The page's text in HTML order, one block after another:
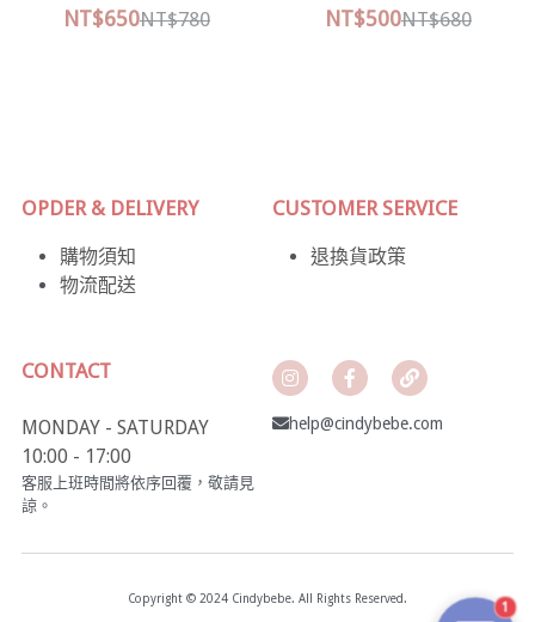
NT$650NT$780
NT$500NT$680
OPDER & DELIVERY
購物須知
物流配送
CUSTOMER SERVICE
退換貨政策
CONTACT
MONDAY - SATURDAY
10:00 - 17:00
客服上班時間將依序回覆，敬請見
諒。
help@cindybebe.com
Copyright © 2024 Cindybebe. All Rights Reserved.
1